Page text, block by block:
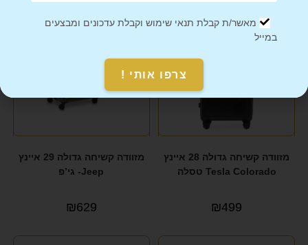
מזוודה קשיחה גדולה 28 איינץ
Tesla Colorado טסלה
₪499
מזוודה קשיחה גדולה 29 איינץ
Jeep- גי’פ
₪629
מאשר/ת קבלת תנאי שימוש וקבלת עדכונים ומבצעים
במייל
צרפו אותי !